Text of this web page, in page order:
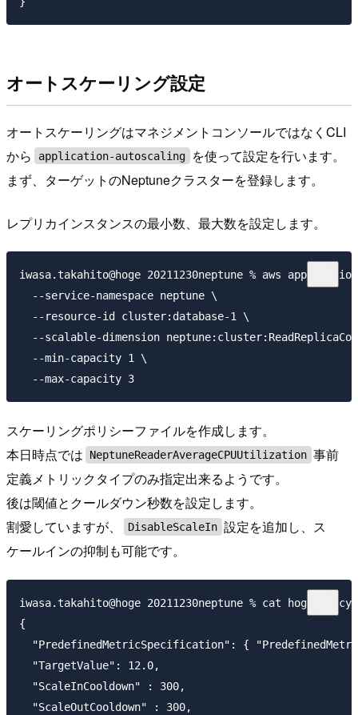
オートスケーリング設定
オートスケーリングはマネジメントコンソールではなくCLI
から
application-autoscaling
を使って設定を行います。
まず、ターゲットのNeptuneクラスターを登録します。
レプリカインスタンスの最小数、最大数を設定します。
iwasa.takahito@hoge 20211230neptune % aws
  --service-namespace neptune \
  --resource-id cluster:database-1 \
--scalable-dimension
  --min-capacity 1 \
スケーリングポリシーファイルを作成します。
本日時点では
NeptuneReaderAverageCPUUtilization 事前
定義メトリックタイプのみ指定出来るようです。
後は閾値とクールダウン秒数を設定します。
割愛していますが、
DisableScaleIn 設定を追加し、ス
ケールインの抑制も可能です。
iwasa.takahito@hoge 20211230neptune % cat
{
"PredefinedMetricSpecification": {
  "TargetValue": 12.0,
  "ScaleInCooldown" : 300,
  "ScaleOutCooldown" : 300,